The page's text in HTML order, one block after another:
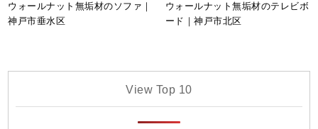
ウォールナット無垢材のソファ｜
神戸市垂水区
ウォールナット無垢材のテレビボ
ード｜神戸市北区
View Top 10